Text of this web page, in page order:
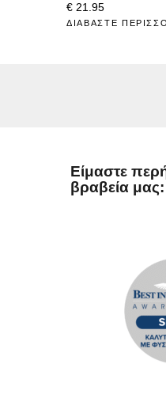
€ 21 95
ΔΙΑΒΆΣΤΕ
Είμαστε
βραβεία μας: